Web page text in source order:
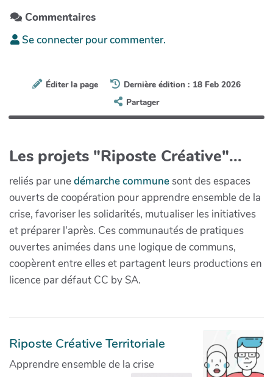
Commentaires
Se connecter pour commenter.
Éditer la page
Dernière édition : 18 Feb 2026
Partager
Les projets "Riposte Créative"...
reliés par unedémarche communesont des espaces
ouverts de coopération pour apprendre ensemble de la
crise, favoriser les solidarités, mutualiser les initiatives
et préparer l'après. Ces communautés de pratiques
ouvertes animées dans une logique de communs,
coopèrent entre elles et partagent leurs productions en
licence par défaut CC by SA.
Riposte Créative Territoriale
Apprendre ensemble de la crise